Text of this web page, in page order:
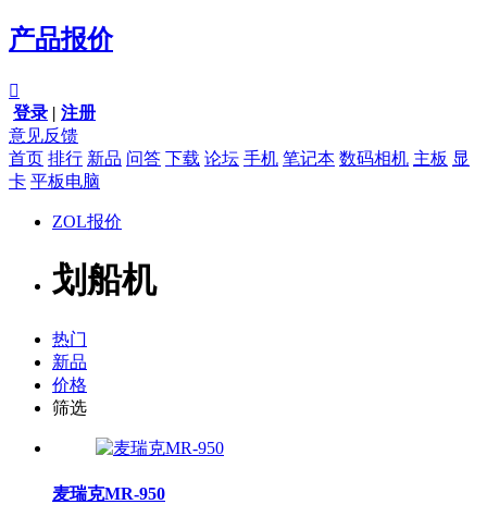
产品报价

登录 | 注册
意见反馈
首页 排行 新品 问答 下载 论坛 手机 笔记本 数码相机 主板 显
卡 平板电脑
ZOL报价
划船机
热门
新品
价格
筛选
麦瑞克MR-950